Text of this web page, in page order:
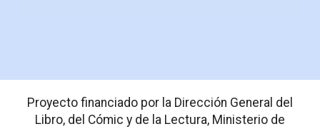
Proyecto financiado por la Dirección General del
Libro, del Cómic y de la Lectura, Ministerio de